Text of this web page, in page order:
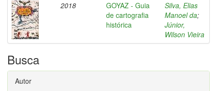
2018
GOYAZ - Guia
de cartografia
histórica
Silva, Elias
Manoel da;
Júnior,
Wilson Vieira
Busca
Autor